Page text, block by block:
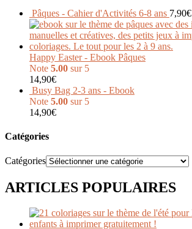
Pâques - Cahier d'Activités 6-8 ans 7,90€
Happy Easter - Ebook Pâques
Note 5.00 sur 5
14,90€
Busy Bag 2-3 ans - Ebook
Note 5.00 sur 5
14,90€
Catégories
Catégories
ARTICLES POPULAIRES